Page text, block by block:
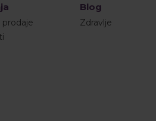
prodaje
Blog
Zdravlje